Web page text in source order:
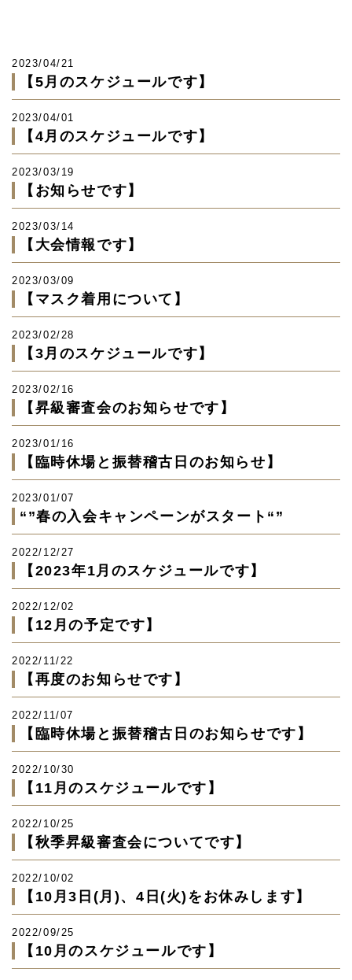
2023/04/21
【5月のスケジュールです】
2023/04/01
【4月のスケジュールです】
2023/03/19
【お知らせです】
2023/03/14
【大会情報です】
2023/03/09
【マスク着用について】
2023/02/28
【3月のスケジュールです】
2023/02/16
【昇級審査会のお知らせです】
2023/01/16
【臨時休場と振替稽古日のお知らせ】
2023/01/07
“”春の入会キャンペーンがスタート“”
2022/12/27
【2023年1月のスケジュールです】
2022/12/02
【12月の予定です】
2022/11/22
【再度のお知らせです】
2022/11/07
【臨時休場と振替稽古日のお知らせです】
2022/10/30
【11月のスケジュールです】
2022/10/25
【秋季昇級審査会についてです】
2022/10/02
【10月3日(月)、4日(火)をお休みします】
2022/09/25
【10月のスケジュールです】